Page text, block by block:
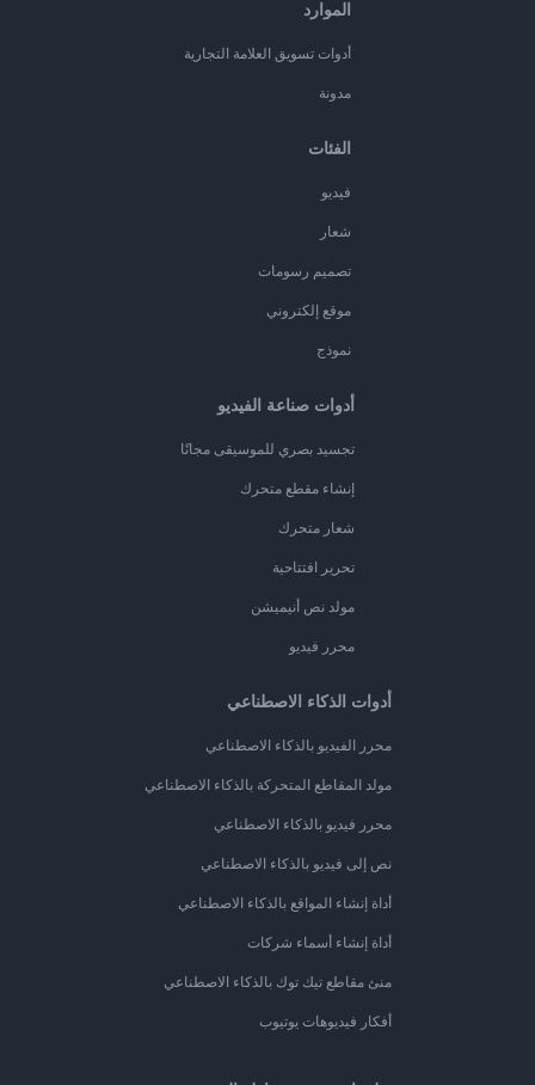
الموارد
أدوات تسويق العلامة التجارية
مدونة
الفئات
فيديو
شعار
تصميم رسومات
موقع إلكتروني
نموذج
أدوات صناعة الفيديو
تجسيد بصري للموسيقى مجانًا
إنشاء مقطع متحرك
شعار متحرك
تحرير افتتاحية
مولد نص أنيميشن
محرر فيديو
أدوات الذكاء الاصطناعي
محرر الفيديو بالذكاء الاصطناعي
مولد المقاطع المتحركة بالذكاء الاصطناعي
محرر فيديو بالذكاء الاصطناعي
نص إلى فيديو بالذكاء الاصطناعي
أداة إنشاء المواقع بالذكاء الاصطناعي
أداة إنشاء أسماء شركات
منئ مقاطع تيك توك بالذكاء الاصطناعي
أفكار فيديوهات يوتيوب